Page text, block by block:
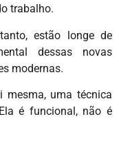
trabalho.
estão longe de
dessas novas
modernas.
mesma, uma técnica
é funcional, não é